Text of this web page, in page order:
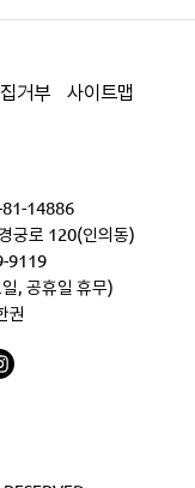
거부 사이트맵
81-14886
궁로 120(인의동)
9119
, 공휴일 휴무)
권